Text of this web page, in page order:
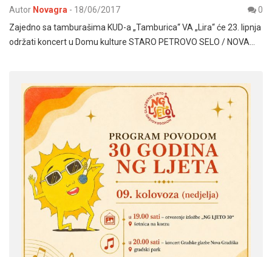
Autor Novagra - 18/06/2017
0
Zajedno sa tamburašima KUD-a „Tamburica“ VA „Lira“ će 23. lipnja
održati koncert u Domu kulture STARO PETROVO SELO / NOVA…